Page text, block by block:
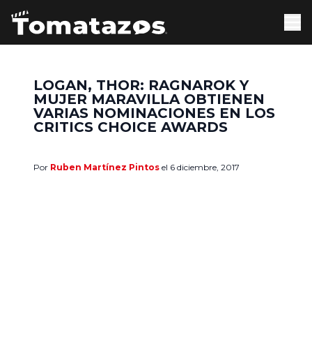
LOGAN, THOR: RAGNAROK Y
MUJER MARAVILLA OBTIENEN
VARIAS NOMINACIONES EN LOS
CRITICS CHOICE AWARDS
Por Ruben Martínez Pintos el 6 diciembre, 2017